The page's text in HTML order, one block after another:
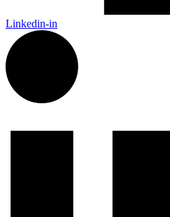
Linkedin-in